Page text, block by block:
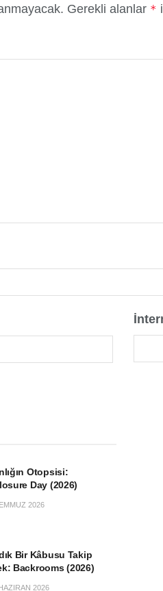
Gerekli alanlar *
Otopsisi:
Day (2026)
2026
Bir Kâbusu Takip
Backrooms (2026)
2026